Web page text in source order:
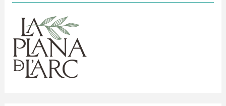
1 contenidors intel·ligents
Finançat per la Unió Europea – NextGenerationEU